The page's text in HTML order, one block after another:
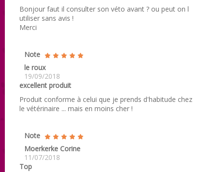
Bonjour faut il consulter son véto avant ? ou peut on l
utiliser sans avis !
Merci
Note
le roux
19/09/2018
excellent produit
Produit conforme à celui que je prends d'habitude chez
le vétérinaire ... mais en moins cher !
Note
Moerkerke Corine
11/07/2018
Top